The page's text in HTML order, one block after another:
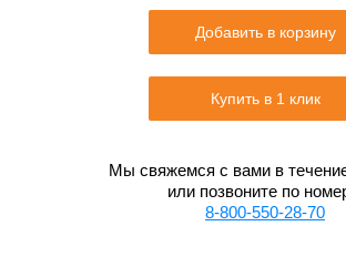
Добавить в корзину
Купить в 1 клик
Мы свяжемся с вами в
или позвоните по
8-800-550-28-70